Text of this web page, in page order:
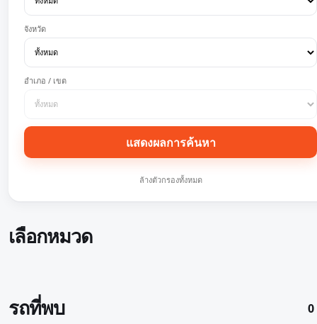
จังหวัด
อำเภอ / เขต
แสดงผลการค้นหา
ล้างตัวกรองทั้งหมด
เลือกหมวด
รถที่พบ